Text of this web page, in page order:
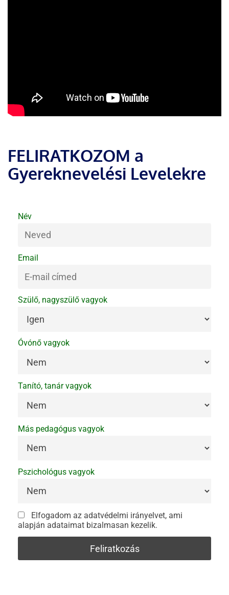
FELIRATKOZOM a
Gyereknevelési Levelekre
Név
Email
Szülő, nagyszülő vagyok
Óvónő vagyok
Tanító, tanár vagyok
Más pedagógus vagyok
Pszichológus vagyok
Elfogadom az adatvédelmi irányelvet, ami
alapján adataimat bizalmasan kezelik.